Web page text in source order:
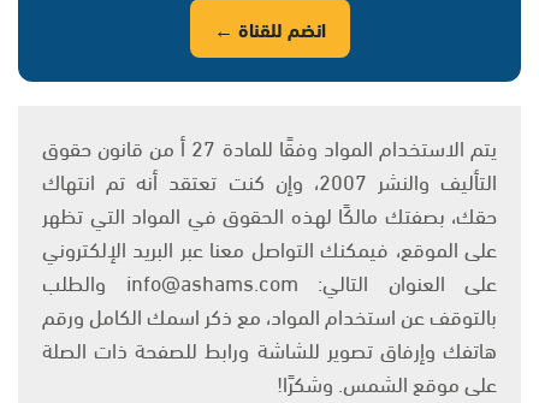
انضم للقناة ←
يتم الاستخدام المواد وفقًا للمادة 27 أ من قانون حقوق
التأليف والنشر 2007، وإن كنت تعتقد أنه تم انتهاك
حقك، بصفتك مالكًا لهذه الحقوق في المواد التي تظهر
على الموقع، فيمكنك التواصل معنا عبر البريد الإلكتروني
على العنوان التالي: info@ashams.com والطلب
بالتوقف عن استخدام المواد، مع ذكر اسمك الكامل ورقم
هاتفك وإرفاق تصوير للشاشة ورابط للصفحة ذات الصلة
على موقع الشمس. وشكرًا!